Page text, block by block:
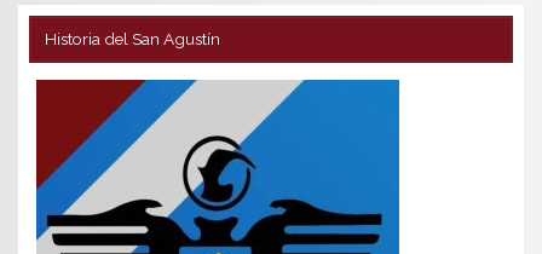
Historia del San Agustín